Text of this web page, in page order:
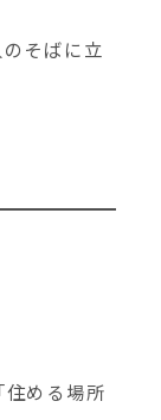
そばに立
める場所